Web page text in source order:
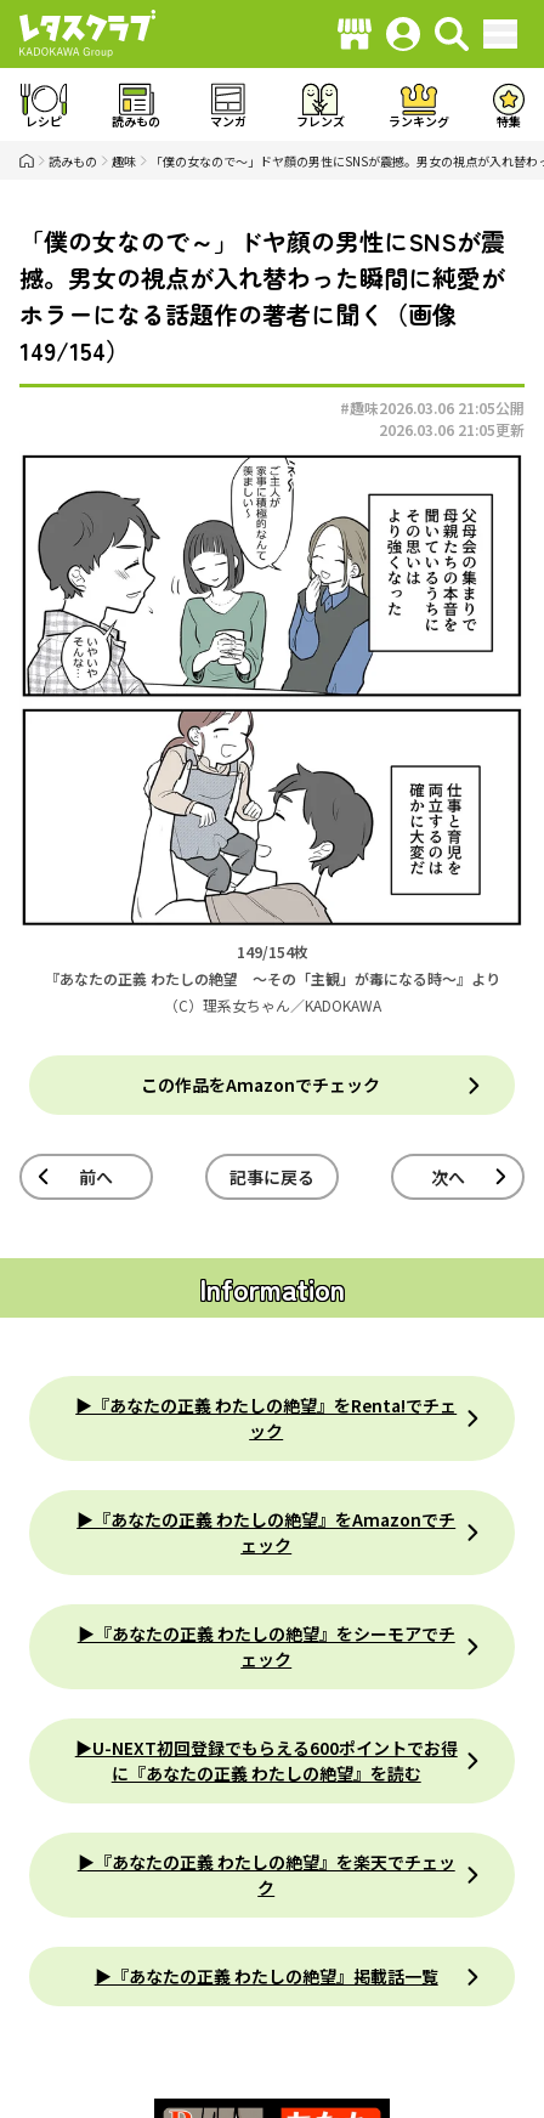
レシピ 読みもの マンガ フレンズ ランキング 特集
読みもの 趣味 「僕の女なので～」ドヤ顔の男性にSNSが震撼。男女の視点が入れ替
「僕の女なので～」ドヤ顔の男性にSNSが震
撼。男女の視点が入れ替わった瞬間に純愛が
ホラーになる話題作の著者に聞く（画像
149/154）
#趣味2026.03.06 21:05公開
2026.03.06 21:05更新
149/154枚
『あなたの正義 わたしの絶望 ～その「主観」が毒になる時～』より
（C）理系女ちゃん／KADOKAWA
この作品をAmazonでチェック
前へ 記事に戻る 次へ
Information
▶『あなたの正義 わたしの絶望』をRenta!でチェ
ック
▶『あなたの正義 わたしの絶望』をAmazonでチ
ェック
▶『あなたの正義 わたしの絶望』をシーモアでチ
ェック
▶U-NEXT初回登録でもらえる600ポイントでお得
に『あなたの正義 わたしの絶望』を読む
▶『あなたの正義 わたしの絶望』を楽天でチェッ
ク
▶『あなたの正義 わたしの絶望』掲載話一覧